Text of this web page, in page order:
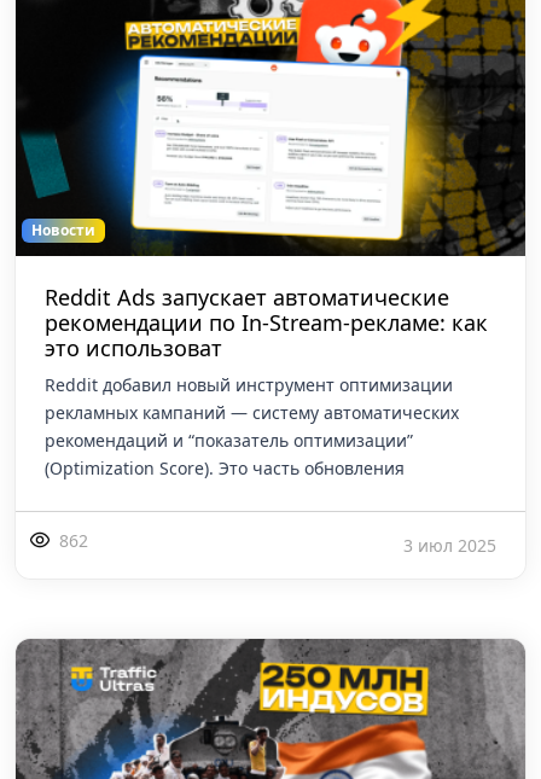
Новости
Reddit Ads запускает автоматические
рекомендации по In-Stream-рекламе: как
это использоват
Reddit добавил новый инструмент оптимизации
рекламных кампаний — систему автоматических
рекомендаций и “показатель оптимизации”
(Optimization Score). Это часть обновления
862 3 июл 2025